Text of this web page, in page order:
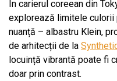
În carierul coreean din
explorează limitele culorii
nuanță – albastru Klein,
de arhitecții de la
locuință vibrantă poate fi
doar prin contrast.